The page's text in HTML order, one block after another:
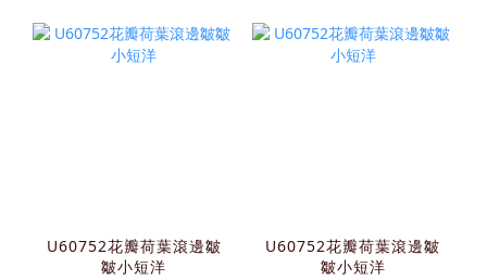
U60752花瓣荷葉滾邊皺
皺小短洋
U60752花瓣荷葉滾邊皺
皺小短洋